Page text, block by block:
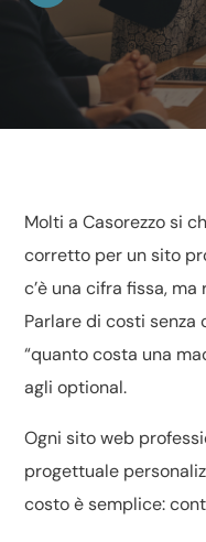
Molti a Casorezzo si
corretto per un sito
c’è una cifra fissa,
Parlare di costi
“quanto costa una
agli optional.
Ogni sito web
progettuale
costo è semplice: